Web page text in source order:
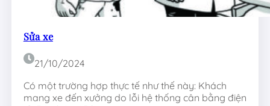
Sửa xe
21/10/2024
Có một trường hợp thực tế như thế này: Khách
mang xe đến xưởng do lỗi hệ thống cân bằng điện